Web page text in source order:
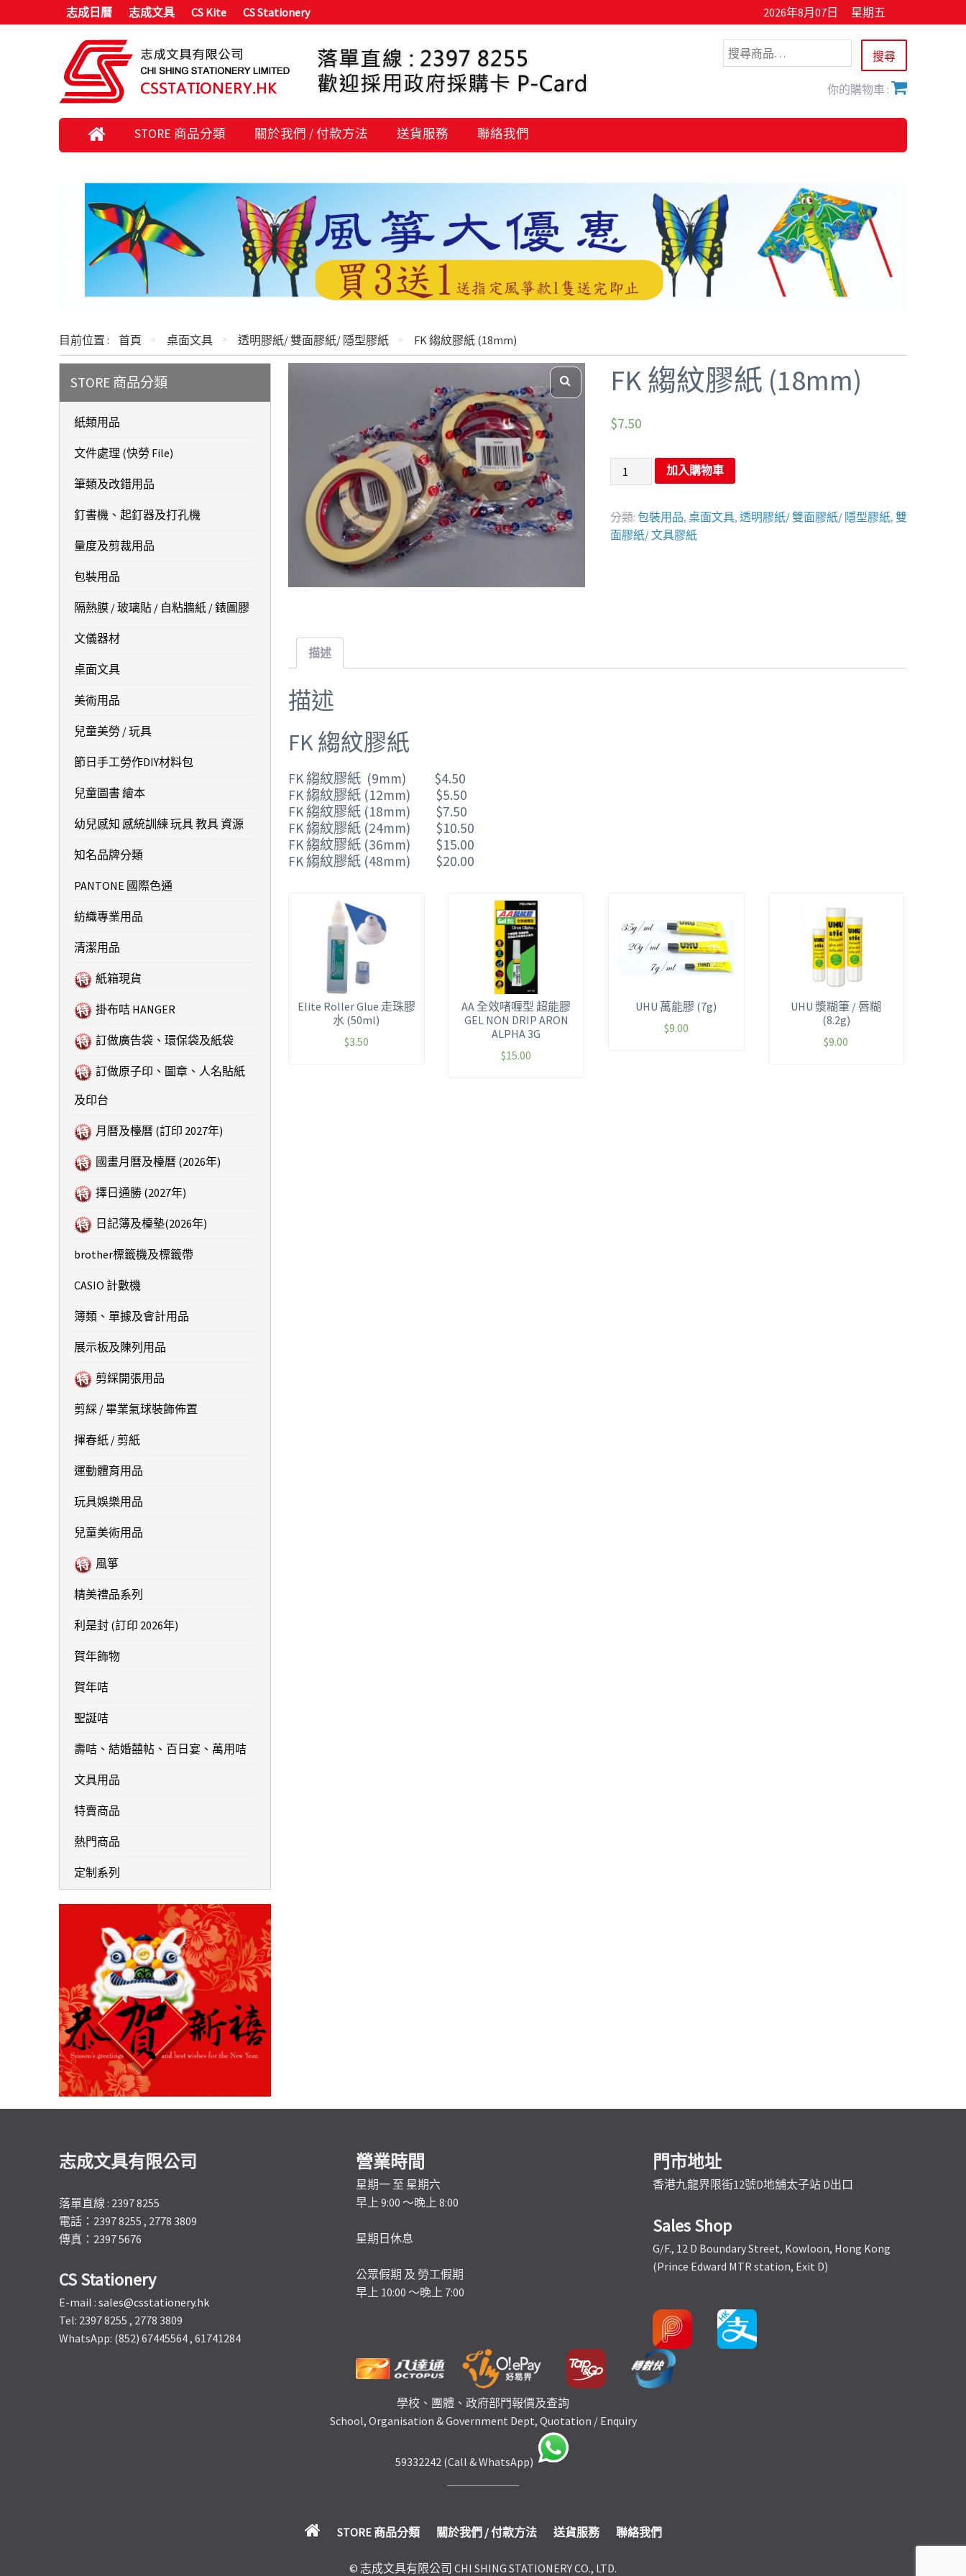
志成日曆 志成文具 CS Kite CS Stationery 2026年8月07日 星期五
你的購物車 :
STORE 商品分類 關於我們 / 付款方法 送貨服務 聯絡我們
目前位置 : 首頁 桌面文具 透明膠紙/ 雙面膠紙/ 隱型膠紙 FK 縐紋膠紙 (18mm)
FK 縐紋膠紙 (18mm)
$7.50
加入購物車
分類: 包裝用品, 桌面文具, 透明膠紙/ 雙面膠紙/ 隱型膠紙, 雙
面膠紙/ 文具膠紙
描述
描述
FK 縐紋膠紙
FK 縐紋膠紙 (9mm) $4.50
FK 縐紋膠紙 (12mm) $5.50
FK 縐紋膠紙 (18mm) $7.50
FK 縐紋膠紙 (24mm) $10.50
FK 縐紋膠紙 (36mm) $15.00
FK 縐紋膠紙 (48mm) $20.00
Elite Roller Glue 走珠膠
水 (50ml)
$3.50
AA 全效啫喱型 超能膠
GEL NON DRIP ARON
ALPHA 3G
$15.00
UHU 萬能膠 (7g)
$9.00
UHU 漿糊筆 / 唇糊
(8.2g)
$9.00
STORE 商品分類
紙類用品
文件處理 (快勞 File)
筆類及改錯用品
釘書機、起釘器及打孔機
量度及剪裁用品
包裝用品
隔熱膜 / 玻璃貼 / 自粘牆紙 / 錶圖膠
文儀器材
桌面文具
美術用品
兒童美勞 / 玩具
節日手工勞作DIY材料包
兒童圖書 繪本
幼兒感知 感統訓練 玩具 教具 資源
知名品牌分類
PANTONE 國際色通
紡織專業用品
清潔用品
紙箱現貨
掛布咭 HANGER
訂做廣告袋、環保袋及紙袋
訂做原子印、圖章、人名貼紙
及印台
月曆及檯曆 (訂印 2027年)
國畫月曆及檯曆 (2026年)
擇日通勝 (2027年)
日記簿及檯墊(2026年)
brother標籤機及標籤帶
CASIO 計數機
簿類、單據及會計用品
展示板及陳列用品
剪綵開張用品
剪綵 / 畢業氣球裝飾佈置
揮春紙 / 剪紙
運動體育用品
玩具娛樂用品
兒童美術用品
風箏
精美禮品系列
利是封 (訂印 2026年)
賀年飾物
賀年咭
聖誕咭
壽咭、結婚囍帖、百日宴、萬用咭
文具用品
特賣商品
熱門商品
定制系列
志成文具有限公司
落單直線 : 2397 8255
電話：2397 8255 , 2778 3809
傳真：2397 5676
CS Stationery
E-mail : sales@csstationery.hk
Tel: 2397 8255 , 2778 3809
WhatsApp: (852) 67445564 , 61741284
營業時間
星期一 至 星期六
早上 9:00 ～晚上 8:00
星期日休息
公眾假期 及 勞工假期
早上 10:00 ～晚上 7:00
門市地址
香港九龍界限街12號D地舖太子站 D出口
Sales Shop
G/F., 12 D Boundary Street, Kowloon, Hong Kong
(Prince Edward MTR station, Exit D)
學校、團體、政府部門報價及查詢
School, Organisation & Government Dept, Quotation / Enquiry
59332242 (Call & WhatsApp)
STORE 商品分類 關於我們 / 付款方法 送貨服務 聯絡我們
© 志成文具有限公司 CHI SHING STATIONERY CO., LTD.